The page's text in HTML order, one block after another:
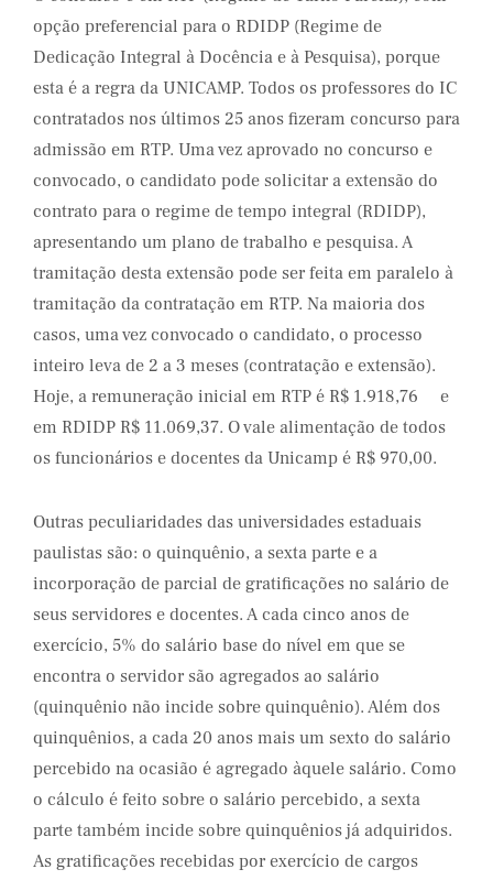
opção preferencial para o RDIDP (Regime de
Dedicação Integral à Docência e à Pesquisa), porque
esta é a regra da UNICAMP. Todos os professores do IC
contratados nos últimos 25 anos fizeram concurso para
admissão em RTP. Uma vez aprovado no concurso e
convocado, o candidato pode solicitar a extensão do
contrato para o regime de tempo integral (RDIDP),
apresentando um plano de trabalho e pesquisa. A
tramitação desta extensão pode ser feita em paralelo à
tramitação da contratação em RTP. Na maioria dos
casos, uma vez convocado o candidato, o processo
inteiro leva de 2 a 3 meses (contratação e extensão).
Hoje, a remuneração inicial em RTP é R$ 1.918,76 e
em RDIDP R$ 11.069,37. O vale alimentação de todos
os funcionários e docentes da Unicamp é R$ 970,00.
Outras peculiaridades das universidades estaduais
paulistas são: o quinquênio, a sexta parte e a
incorporação de parcial de gratificações no salário de
seus servidores e docentes. A cada cinco anos de
exercício, 5% do salário base do nível em que se
encontra o servidor são agregados ao salário
(quinquênio não incide sobre quinquênio). Além dos
quinquênios, a cada 20 anos mais um sexto do salário
percebido na ocasião é agregado àquele salário. Como
o cálculo é feito sobre o salário percebido, a sexta
parte também incide sobre quinquênios já adquiridos.
As gratificações recebidas por exercício de cargos